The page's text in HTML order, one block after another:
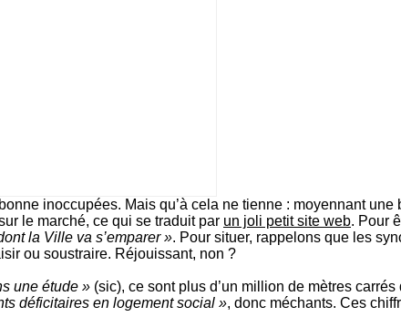
inoccupées. Mais qu’à cela ne tienne : moyennant
le marché, ce qui se traduit par un joli petit site web. Pour
la Ville va s’emparer ». Pour situer, rappelons que les
ou soustraire. Réjouissant, non ?
une étude » (sic), ce sont plus d’un million de mètres
déficitaires en logement social », donc méchants. Ces